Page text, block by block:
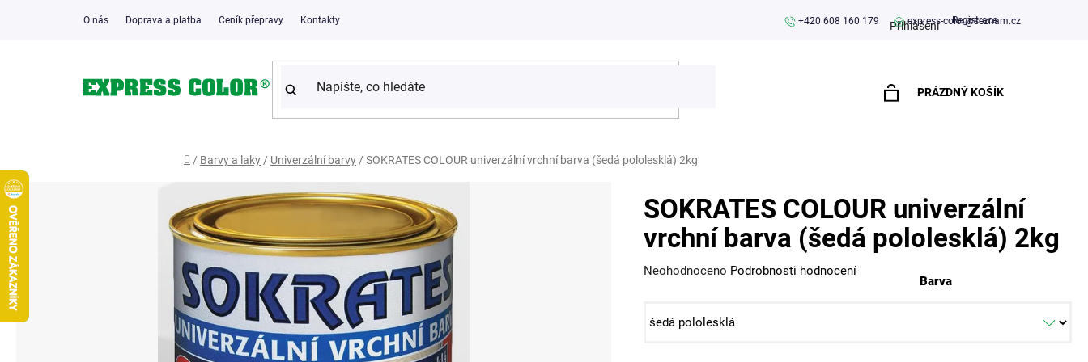
O nás Doprava a platba Ceník přepravy Kontakty Přihlášení Registrace
+420 608 160 179 express-color@seznam.cz
PRÁZDNÝ KOŠÍK
Domů
/ Barvy a laky / Univerzální barvy / SOKRATES COLOUR univerzální vrchní barva (šedá pololesklá) 2kg
SOKRATES COLOUR univerzální
vrchní barva (šedá pololesklá) 2kg
Průměrné
Neohodnoceno Podrobnosti hodnocení
Barva